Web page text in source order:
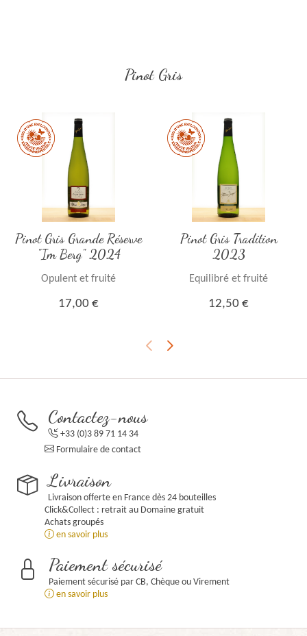
Pinot Gris
Pinot Gris Grande Réserve
"Im Berg" 2024
Opulent et fruité
17,00 €
Pinot Gris Tradition
2023
Equilibré et fruité
12,50 €
Contactez-nous
+33 (0)3 89 71 14 34
Formulaire de contact
Livraison
Livraison offerte en France dès 24 bouteilles
Click&Collect : retrait au Domaine gratuit
Achats groupés
en savoir plus
Paiement sécurisé
Paiement sécurisé par CB, Chèque ou Virement
en savoir plus